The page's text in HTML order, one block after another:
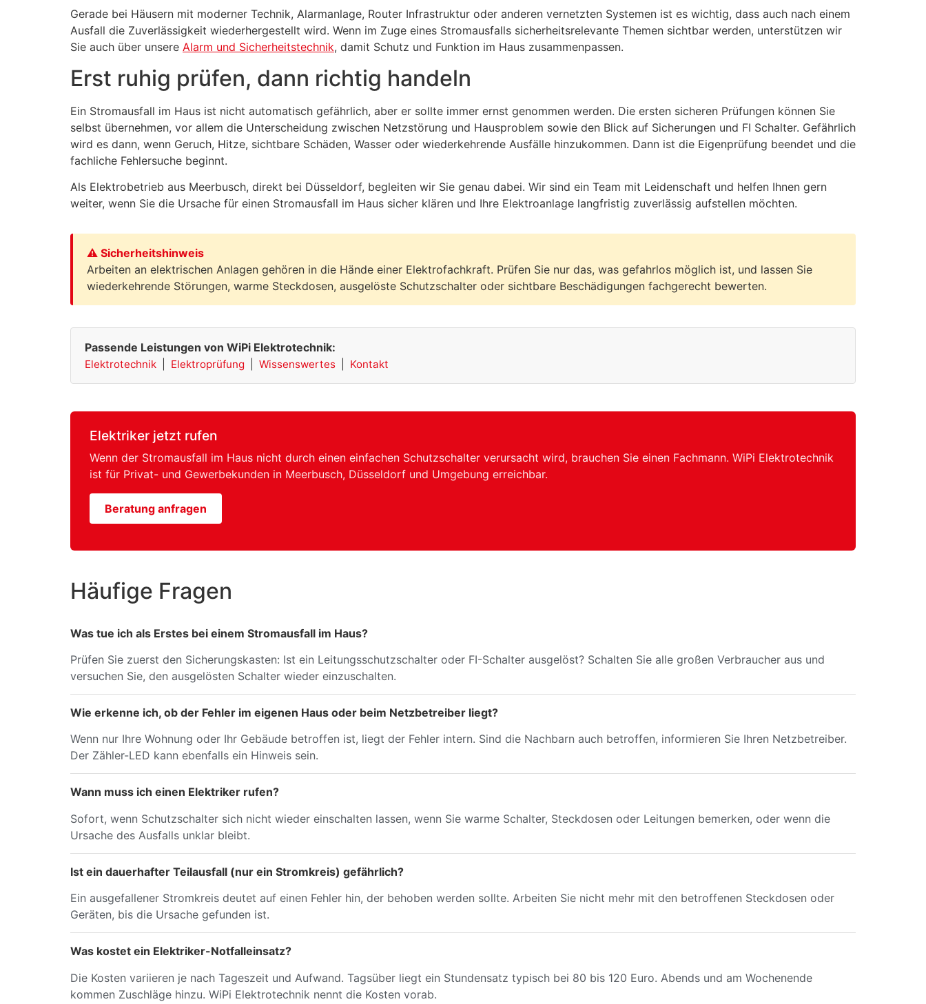
Gerade bei Häusern mit moderner Technik, Alarmanlage, Router Infrastruktur oder anderen vernetzten Systemen ist es wichtig, dass auch nach einem
Ausfall die Zuverlässigkeit wiederhergestellt wird. Wenn im Zuge eines Stromausfalls sicherheitsrelevante Themen sichtbar werden, unterstützen wir
Sie auch über unsere Alarm und Sicherheitstechnik, damit Schutz und Funktion im Haus zusammenpassen.
Erst ruhig prüfen, dann richtig handeln
Ein Stromausfall im Haus ist nicht automatisch gefährlich, aber er sollte immer ernst genommen werden. Die ersten sicheren Prüfungen können Sie
selbst übernehmen, vor allem die Unterscheidung zwischen Netzstörung und Hausproblem sowie den Blick auf Sicherungen und FI Schalter. Gefährlich
wird es dann, wenn Geruch, Hitze, sichtbare Schäden, Wasser oder wiederkehrende Ausfälle hinzukommen. Dann ist die Eigenprüfung beendet und die
fachliche Fehlersuche beginnt.
Als Elektrobetrieb aus Meerbusch, direkt bei Düsseldorf, begleiten wir Sie genau dabei. Wir sind ein Team mit Leidenschaft und helfen Ihnen gern
weiter, wenn Sie die Ursache für einen Stromausfall im Haus sicher klären und Ihre Elektroanlage langfristig zuverlässig aufstellen möchten.
⚠ Sicherheitshinweis
Arbeiten an elektrischen Anlagen gehören in die Hände einer Elektrofachkraft. Prüfen Sie nur das, was gefahrlos möglich ist, und lassen Sie
wiederkehrende Störungen, warme Steckdosen, ausgelöste Schutzschalter oder sichtbare Beschädigungen fachgerecht bewerten.
Passende Leistungen von WiPi Elektrotechnik:
Elektrotechnik Elektroprüfung Wissenswertes Kontakt
Elektriker jetzt rufen
Wenn der Stromausfall im Haus nicht durch einen einfachen Schutzschalter verursacht wird, brauchen Sie einen Fachmann. WiPi Elektrotechnik
ist für Privat- und Gewerbekunden in Meerbusch, Düsseldorf und Umgebung erreichbar.
Beratung anfragen
Häufige Fragen
Was tue ich als Erstes bei einem Stromausfall im Haus?
Prüfen Sie zuerst den Sicherungskasten: Ist ein Leitungsschutzschalter oder FI-Schalter ausgelöst? Schalten Sie alle großen Verbraucher aus und
versuchen Sie, den ausgelösten Schalter wieder einzuschalten.
Wie erkenne ich, ob der Fehler im eigenen Haus oder beim Netzbetreiber liegt?
Wenn nur Ihre Wohnung oder Ihr Gebäude betroffen ist, liegt der Fehler intern. Sind die Nachbarn auch betroffen, informieren Sie Ihren Netzbetreiber.
Der Zähler-LED kann ebenfalls ein Hinweis sein.
Wann muss ich einen Elektriker rufen?
Sofort, wenn Schutzschalter sich nicht wieder einschalten lassen, wenn Sie warme Schalter, Steckdosen oder Leitungen bemerken, oder wenn die
Ursache des Ausfalls unklar bleibt.
Ist ein dauerhafter Teilausfall (nur ein Stromkreis) gefährlich?
Ein ausgefallener Stromkreis deutet auf einen Fehler hin, der behoben werden sollte. Arbeiten Sie nicht mehr mit den betroffenen Steckdosen oder
Geräten, bis die Ursache gefunden ist.
Was kostet ein Elektriker-Notfalleinsatz?
Die Kosten variieren je nach Tageszeit und Aufwand. Tagsüber liegt ein Stundensatz typisch bei 80 bis 120 Euro. Abends und am Wochenende
kommen Zuschläge hinzu. WiPi Elektrotechnik nennt die Kosten vorab.